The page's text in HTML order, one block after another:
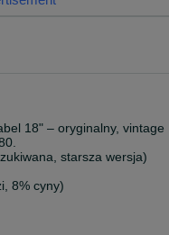
18" – oryginalny, vintage
starsza wersja)
8% cyny)